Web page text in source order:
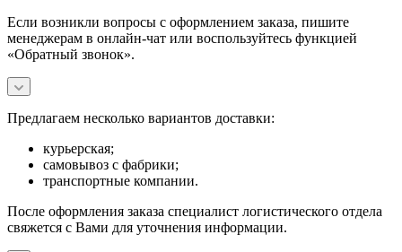
Если возникли вопросы с оформлением заказа, пишите
менеджерам в онлайн-чат или воспользуйтесь функцией
«Обратный звонок».
Предлагаем несколько вариантов доставки:
курьерская;
самовывоз с фабрики;
транспортные компании.
После оформления заказа специалист логистического отдела
свяжется с Вами для уточнения информации.